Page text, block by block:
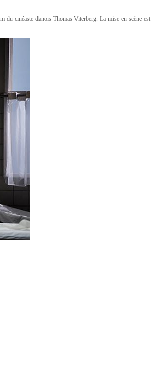
du cinéaste danois Thomas Viterberg. La mise en scène est